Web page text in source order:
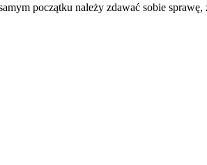
początku należy zdawać sobie sprawę,